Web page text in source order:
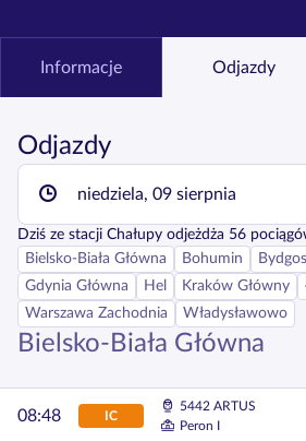
Informacje Odjazdy
Odjazdy
niedziela, 09 sierpnia
Dziś ze stacji Chałupy odjeżdża 56
Bielsko-Biała Główna
Bohumin
Gdynia Główna
Hel Kraków Główny
Warszawa Zachodnia
Władysławowo
Bielsko-Biała Główna
08:48 IC
5442 ARTUS
Peron I